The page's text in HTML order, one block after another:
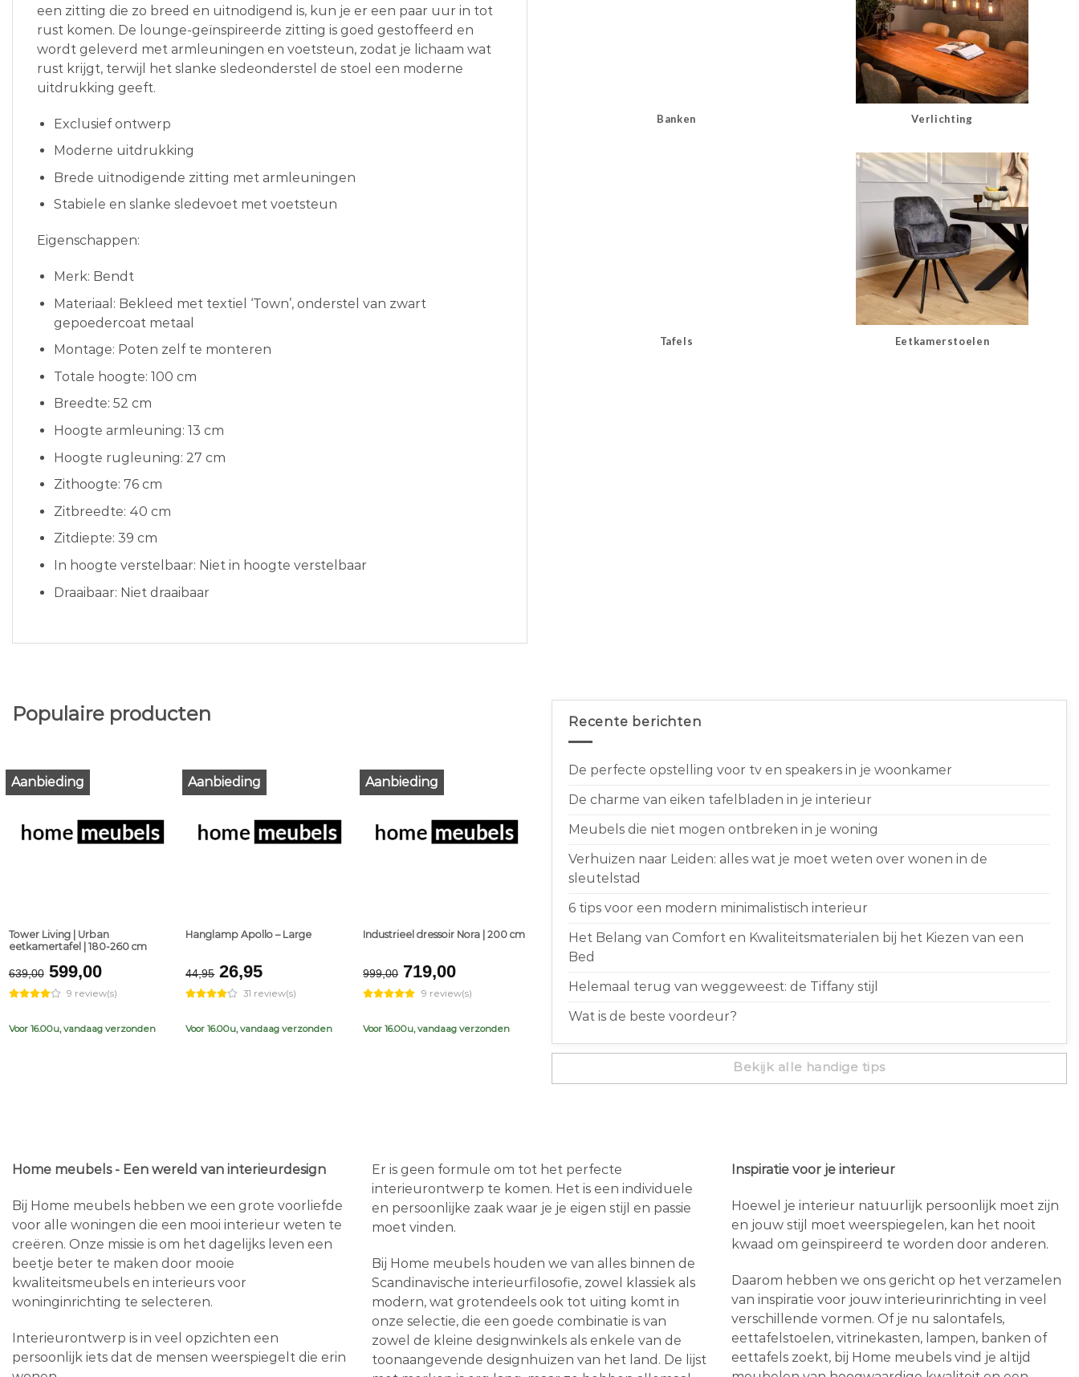
een zitting die zo breed en uitnodigend is, kun je er een paar uur in tot
rust komen. De lounge-geïnspireerde zitting is goed gestoffeerd en
wordt geleverd met armleuningen en voetsteun, zodat je lichaam wat
rust krijgt, terwijl het slanke sledeonderstel de stoel een moderne
uitdrukking geeft.
Exclusief ontwerp
Moderne uitdrukking
Brede uitnodigende zitting met armleuningen
Stabiele en slanke sledevoet met voetsteun
Eigenschappen:
Merk: Bendt
Materiaal: Bekleed met textiel ‘Town’, onderstel van zwart
gepoedercoat metaal
Montage: Poten zelf te monteren
Totale hoogte: 100 cm
Breedte: 52 cm
Hoogte armleuning: 13 cm
Hoogte rugleuning: 27 cm
Zithoogte: 76 cm
Zitbreedte: 40 cm
Zitdiepte: 39 cm
In hoogte verstelbaar: Niet in hoogte verstelbaar
Draaibaar: Niet draaibaar
Banken Verlichting
Tafels Eetkamerstoelen
Populaire producten
Aanbieding
Tower Living | Urban
eetkamertafel | 180-260 cm
639,00 Original
price
was:
€639,00.
599,00Current
price
is:
€599,00.
9 review(s)
Voor 16.00u, vandaag verzonden
Aanbieding
Hanglamp Apollo – Large
44,95 Original
price
was:
€44,95.
26,95Current
price
is:
€26,95.
31 review(s)
Voor 16.00u, vandaag verzonden
Aanbieding
Industrieel dressoir Nora | 200 cm
999,00 Original
price
was:
€999,00.
719,00Current
price
is:
€719,00.
9 review(s)
Voor 16.00u, vandaag verzonden
Recente berichten
De perfecte opstelling voor tv en speakers in je woonkamer
De charme van eiken tafelbladen in je interieur
Meubels die niet mogen ontbreken in je woning
Verhuizen naar Leiden: alles wat je moet weten over wonen in de
sleutelstad
6 tips voor een modern minimalistisch interieur
Het Belang van Comfort en Kwaliteitsmaterialen bij het Kiezen van een
Bed
Helemaal terug van weggeweest: de Tiffany stijl
Wat is de beste voordeur?
Bekijk alle handige tips
Home meubels - Een wereld van interieurdesign
Bij Home meubels hebben we een grote voorliefde
voor alle woningen die een mooi interieur weten te
creëren. Onze missie is om het dagelijks leven een
beetje beter te maken door mooie
kwaliteitsmeubels en interieurs voor
woninginrichting te selecteren.
Interieurontwerp is in veel opzichten een
persoonlijk iets dat de mensen weerspiegelt die erin
Er is geen formule om tot het perfecte
interieurontwerp te komen. Het is een individuele
en persoonlijke zaak waar je je eigen stijl en passie
moet vinden.
Bij Home meubels houden we van alles binnen de
Scandinavische interieurfilosofie, zowel klassiek als
modern, wat grotendeels ook tot uiting komt in
onze selectie, die een goede combinatie is van
zowel de kleine designwinkels als enkele van de
toonaangevende designhuizen van het land. De lijst
Inspiratie voor je interieur
Hoewel je interieur natuurlijk persoonlijk moet zijn
en jouw stijl moet weerspiegelen, kan het nooit
kwaad om geïnspireerd te worden door anderen.
Daarom hebben we ons gericht op het verzamelen
van inspiratie voor jouw interieurinrichting in veel
verschillende vormen. Of je nu salontafels,
eettafelstoelen, vitrinekasten, lampen, banken of
eettafels zoekt, bij Home meubels vind je altijd